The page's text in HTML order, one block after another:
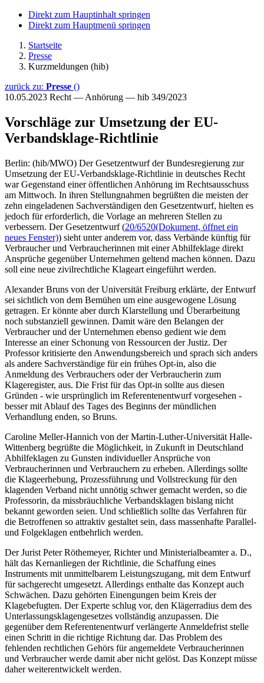
Direkt zum Hauptinhalt springen
Direkt zum Hauptmenü springen
Startseite
Presse
Kurzmeldungen (hib)
zurück zu: Presse ()
10.05.2023 Recht — Anhörung — hib 349/2023
Vorschläge zur Umsetzung der EU-
Verbandsklage-Richtlinie
Berlin: (hib/MWO) Der Gesetzentwurf der Bundesregierung zur
Umsetzung der EU-Verbandsklage-Richtlinie in deutsches Recht
war Gegenstand einer öffentlichen Anhörung im Rechtsausschuss
am Mittwoch. In ihren Stellungnahmen begrüßten die meisten der
zehn eingeladenen Sachverständigen den Gesetzentwurf, hielten es
jedoch für erforderlich, die Vorlage an mehreren Stellen zu
verbessern. Der Gesetzentwurf (20/6520(Dokument, öffnet ein
neues Fenster)) sieht unter anderem vor, dass Verbände künftig für
Verbraucher und Verbraucherinnen mit einer Abhilfeklage direkt
Ansprüche gegenüber Unternehmen geltend machen können. Dazu
soll eine neue zivilrechtliche Klageart eingeführt werden.
Alexander Bruns von der Universität Freiburg erklärte, der Entwurf
sei sichtlich von dem Bemühen um eine ausgewogene Lösung
getragen. Er könnte aber durch Klarstellung und Überarbeitung
noch substanziell gewinnen. Damit wäre den Belangen der
Verbraucher und der Unternehmen ebenso gedient wie dem
Interesse an einer Schonung von Ressourcen der Justiz. Der
Professor kritisierte den Anwendungsbereich und sprach sich anders
als andere Sachverständige für ein frühes Opt-in, also die
Anmeldung des Verbrauchers oder der Verbraucherin zum
Klageregister, aus. Die Frist für das Opt-in sollte aus diesen
Gründen - wie ursprünglich im Referentenentwurf vorgesehen -
besser mit Ablauf des Tages des Beginns der mündlichen
Verhandlung enden, so Bruns.
Caroline Meller-Hannich von der Martin-Luther-Universität Halle-
Wittenberg begrüßte die Möglichkeit, in Zukunft in Deutschland
Abhilfeklagen zu Gunsten individueller Ansprüche von
Verbraucherinnen und Verbrauchern zu erheben. Allerdings sollte
die Klageerhebung, Prozessführung und Vollstreckung für den
klagenden Verband nicht unnötig schwer gemacht werden, so die
Professorin, da missbräuchliche Verbandsklagen bislang nicht
bekannt geworden seien. Und schließlich sollte das Verfahren für
die Betroffenen so attraktiv gestaltet sein, dass massenhafte Parallel-
und Folgeklagen entbehrlich werden.
Der Jurist Peter Röthemeyer, Richter und Ministerialbeamter a. D.,
hält das Kernanliegen der Richtlinie, die Schaffung eines
Instruments mit unmittelbarem Leistungszugang, mit dem Entwurf
für sachgerecht umgesetzt. Allerdings enthalte das Konzept auch
Schwächen. Dazu gehörten Einengungen beim Kreis der
Klagebefugten. Der Experte schlug vor, den Klägerradius dem des
Unterlassungsklagengesetzes vollständig anzupassen. Die
gegenüber dem Referentenentwurf verlängerte Anmeldefrist stelle
einen Schritt in die richtige Richtung dar. Das Problem des
fehlenden rechtlichen Gehörs für angemeldete Verbraucherinnen
und Verbraucher werde damit aber nicht gelöst. Das Konzept müsse
daher weiterentwickelt werden.